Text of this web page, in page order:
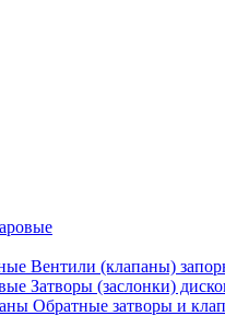
Вентили (клапаны)
Затворы (заслонки)
Обратные затворы и